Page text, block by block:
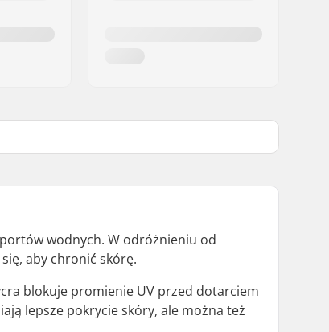
wodnych. W odróżnieniu od
aby chronić skórę.
blokuje promienie UV przed dotarciem
lepsze pokrycie skóry, ale można też